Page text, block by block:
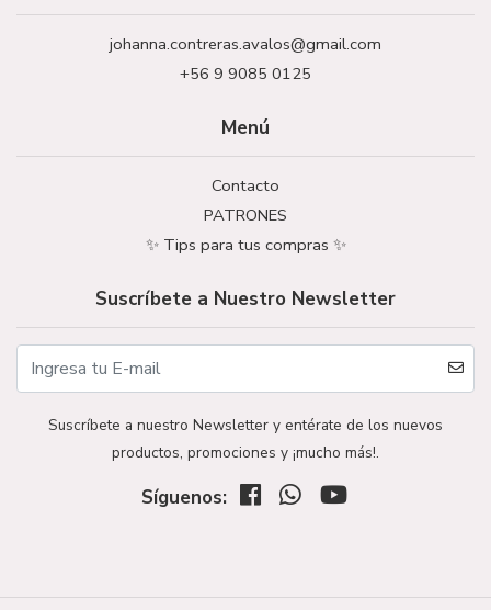
johanna.contreras.avalos@gmail.com
+56 9 9085 0125
Menú
Contacto
PATRONES
✨ Tips para tus compras ✨
Suscríbete a Nuestro Newsletter
Suscríbete a nuestro Newsletter y entérate de los nuevos
productos, promociones y ¡mucho más!.
Síguenos: